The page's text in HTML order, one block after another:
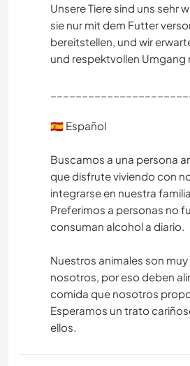
Unsere Tiere sind uns sehr
sie nur mit dem Futter
bereitstellen, und wir
und respektvollen Umgang
🇪🇸 Español
Buscamos a una persona
que disfrute viviendo con
integrarse en nuestra
Preferimos a personas no
consuman alcohol a diario.
Nuestros animales son
nosotros, por eso deben
comida que nosotros
Esperamos un trato
ellos.